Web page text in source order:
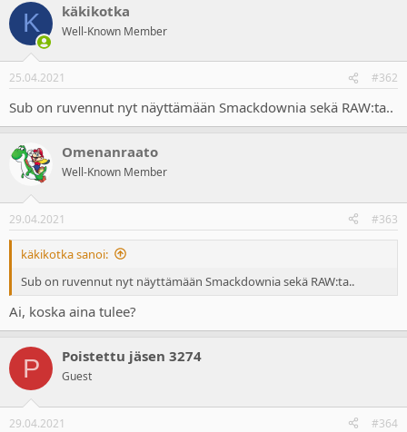
i
t
t
a
j
a
ä
K käkikotka
Well-Known Member
25.04.2021 #362
Sub on ruvennut nyt näyttämään Smackdownia sekä RAW:ta..
Omenanraato
Well-Known Member
29.04.2021 #363
käkikotka sanoi:
Sub on ruvennut nyt näyttämään Smackdownia sekä RAW:ta..
Ai, koska aina tulee?
P Poistettu jäsen 3274
Guest
29.04.2021 #364